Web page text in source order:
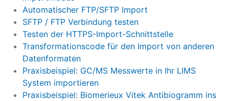
Automatischer FTP/SFTP Import
SFTP / FTP Verbindung testen
Testen der HTTPS-Import-Schnittstelle
Transformationscode für den Import von anderen
Datenformaten
Praxisbeispiel: GC/MS Messwerte in Ihr LIMS
System importieren
Praxisbeispiel: Biomerieux Vitek Antibiogramm ins